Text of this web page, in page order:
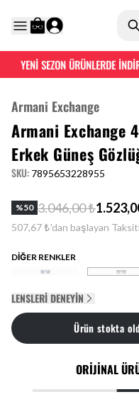
YENİ SEZON ÜRÜNLERDE
Armani Exchange
Armani Exchange
Erkek Güneş
SKU: 7895653228955
%50 3.046,00 ₺
507,67 ₺'dan başlayan
DİĞER RENKLER
LENSLERI DENEYIN
Ürün stokta
ORİJİNAL